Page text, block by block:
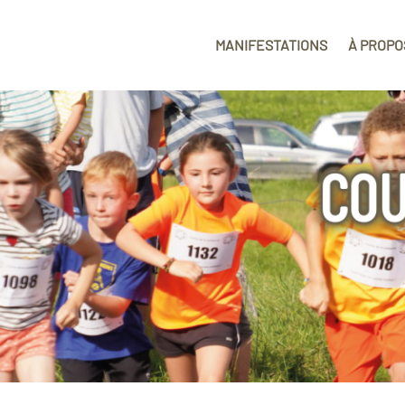
MANIFESTATIONS À